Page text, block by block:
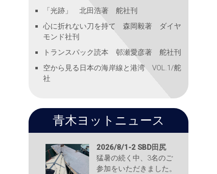
「光跡」 北田浩著 舵社刊
心に折れない刀を持て 森岡毅著 ダイヤ
モンド社刊
トランスパック読本 邨瀬愛彦著 舵社刊
空から見る日本の海岸線と港湾 VOL.1/舵
社
青木ヨットニュース
2026/8/1-2 SBD田尻
猛暑の続く中、3名のご
参加をいただきました。